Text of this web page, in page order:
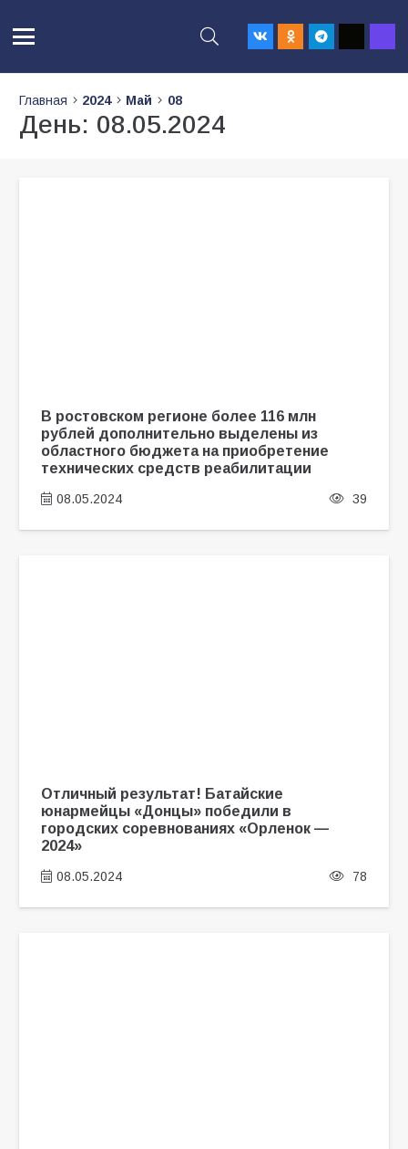
Главная 2024 Май 08
День: 08.05.2024
В ростовском регионе более 116 млн
рублей дополнительно выделены из
областного бюджета на приобретение
технических средств реабилитации
08.05.2024 39
Отличный результат! Батайские
юнармейцы «Донцы» победили в
городских соревнованиях «Орленок —
2024»
08.05.2024 78